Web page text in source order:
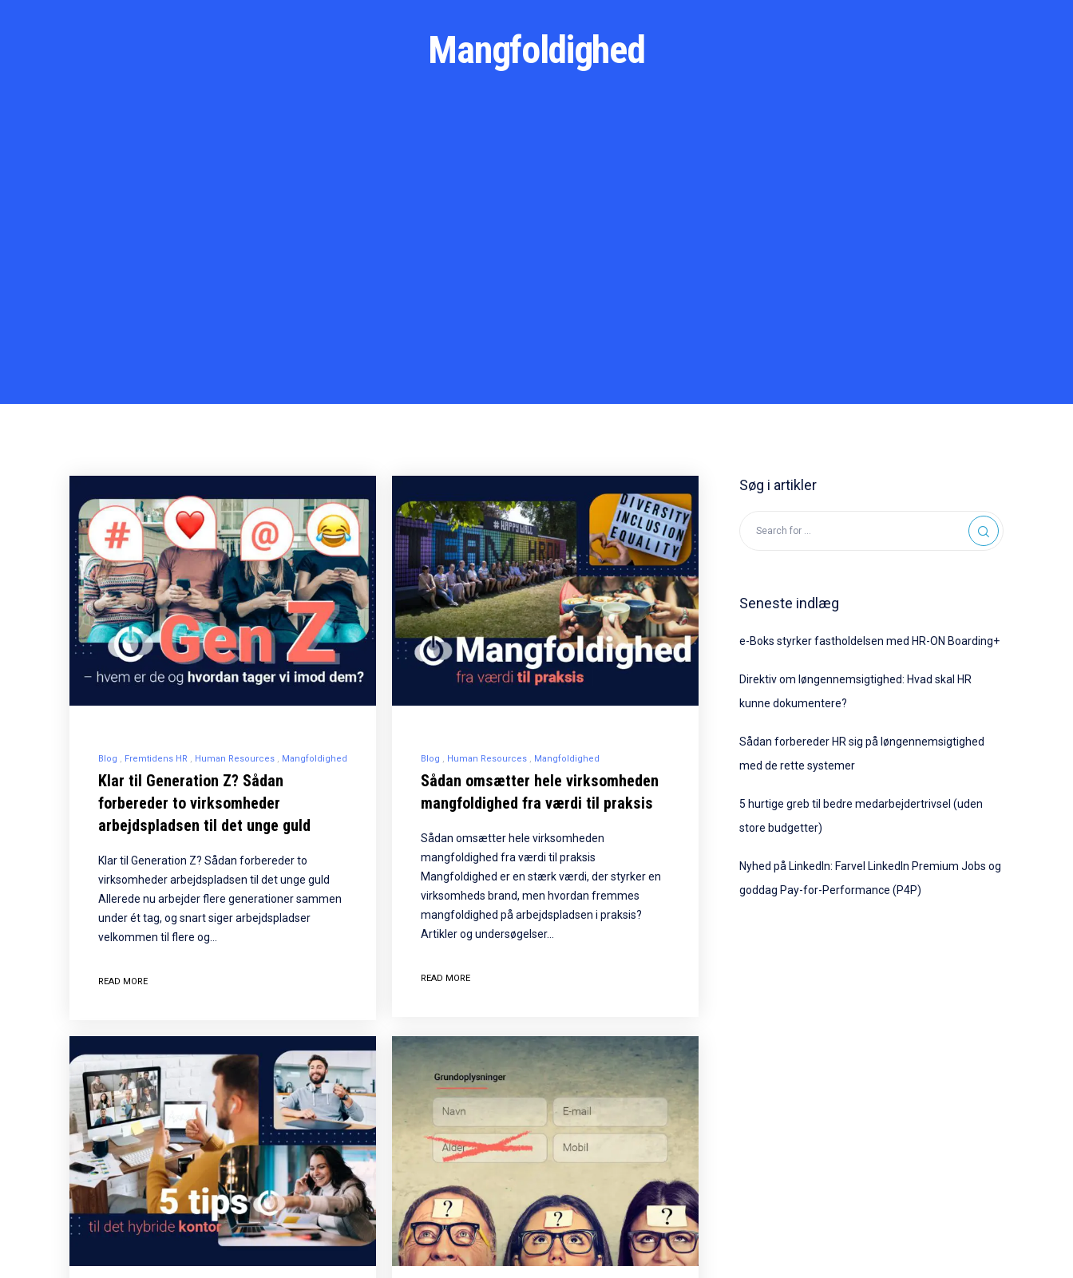
Mangfoldighed
Blog Fremtidens HR Human Resources Mangfoldighed
Klar til Generation Z? Sådan
forbereder to virksomheder
arbejdspladsen til det unge guld
Klar til Generation Z? Sådan forbereder to
virksomheder arbejdspladsen til det unge guld
Allerede nu arbejder flere generationer sammen
under ét tag, og snart siger arbejdspladser
velkommen til flere og…
READ MORE
Blog Human Resources Mangfoldighed
Sådan omsætter hele virksomheden
mangfoldighed fra værdi til praksis
Sådan omsætter hele virksomheden
mangfoldighed fra værdi til praksis
Mangfoldighed er en stærk værdi, der styrker en
virksomheds brand, men hvordan fremmes
mangfoldighed på arbejdspladsen i praksis?
Artikler og undersøgelser…
READ MORE
Søg i artikler
Seneste indlæg
e-Boks styrker fastholdelsen med HR-ON Boarding+
Direktiv om løngennemsigtighed: Hvad skal HR
kunne dokumentere?
Sådan forbereder HR sig på løngennemsigtighed
med de rette systemer
5 hurtige greb til bedre medarbejdertrivsel (uden
store budgetter)
Nyhed på LinkedIn: Farvel LinkedIn Premium Jobs og
goddag Pay-for-Performance (P4P)